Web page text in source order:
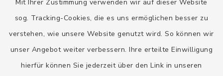
Mit Ihrer Zustimmung verwenden wir auf dieser Website
sog. Tracking-Cookies, die es uns ermöglichen besser zu
verstehen, wie unsere Website genutzt wird. So können wir
unser Angebot weiter verbessern. Ihre erteilte Einwilligung
hierfür können Sie jederzeit über den Link in unseren
Stadt Wolfratshausen